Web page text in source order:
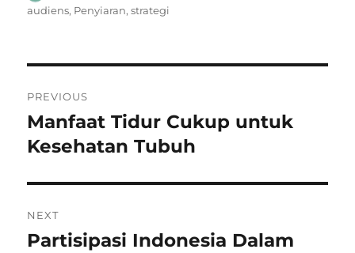
on
audiens, Penyiaran,strategi
pos
PREVIOUS
Previous
post:
Manfaat Tidur Cukup untuk
Kesehatan Tubuh
NEXT
Next
Partisipasi Indonesia Dalam